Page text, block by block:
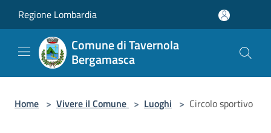
Regione Lombardia
Comune di Tavernola
Bergamasca
Home > Vivere il Comune > Luoghi > Circolo sportivo